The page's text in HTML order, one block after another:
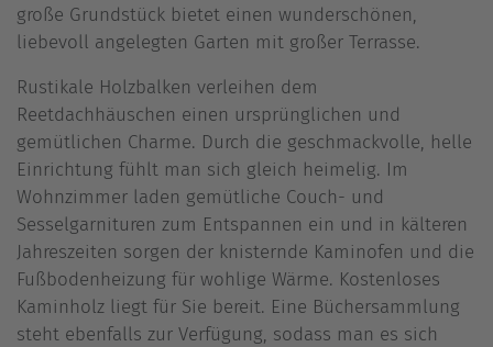
große Grundstück bietet einen wunderschönen,
liebevoll angelegten Garten mit großer Terrasse.
Rustikale Holzbalken verleihen dem
Reetdachhäuschen einen ursprünglichen und
gemütlichen Charme. Durch die geschmackvolle, helle
Einrichtung fühlt man sich gleich heimelig. Im
Wohnzimmer laden gemütliche Couch- und
Sesselgarnituren zum Entspannen ein und in kälteren
Jahreszeiten sorgen der knisternde Kaminofen und die
Fußbodenheizung für wohlige Wärme. Kostenloses
Kaminholz liegt für Sie bereit. Eine Büchersammlung
steht ebenfalls zur Verfügung, sodass man es sich